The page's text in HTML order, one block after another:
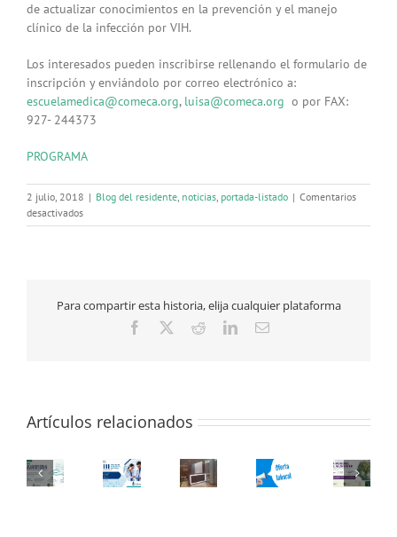
de actualizar conocimientos en la prevención y el manejo
clínico de la infección por VIH.
Los interesados pueden inscribirse rellenando el formulario de
inscripción y enviándolo por correo electrónico a:
escuelamedica@comeca.org, luisa@comeca.org o por FAX:
927- 244373
PROGRAMA
2 julio, 2018 | Blog del residente, noticias, portada-listado | Comentarios
desactivadosen
VIII
el
Atención
Hospitalaria-
CÁCERES
Para compartir esta historia, elija cualquier plataforma
Facebook RedditLinkedInCorreo
Artículos relacionados